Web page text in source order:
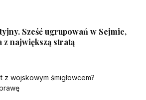
Sześć ugrupowań w Sejmie,
z największą stratą